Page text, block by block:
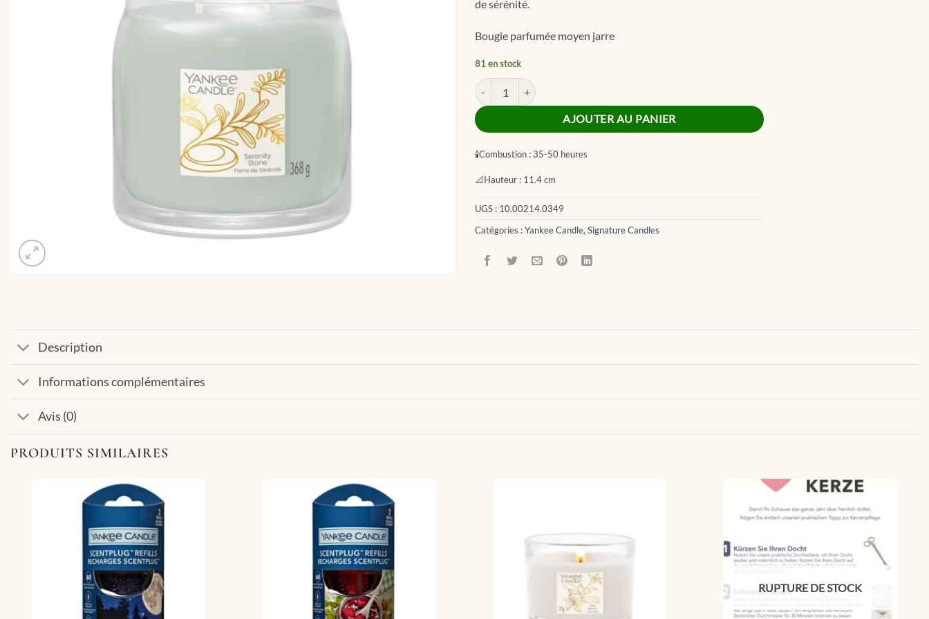
de sérénité.
Bougie parfumée moyen jarre
81 en stock
quantité de Serenity Stone Signature Medium Jar
AJOUTER AU PANIER
🕯Combustion :35-50 heures
📐Hauteur : 11.4 cm
UGS : 10.00214.0349
Catégories :Yankee Candle,Signature Candles
Description
Informations complémentaires
Avis (0)
PRODUITS SIMILAIRES
RUPTURE DE STOCK